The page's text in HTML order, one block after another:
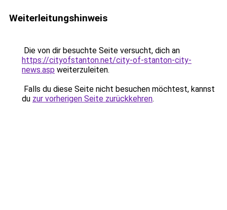
Weiterleitungshinweis
Die von dir besuchte Seite versucht, dich an
https://cityofstanton.net/city-of-stanton-city-
news.asp weiterzuleiten.
Falls du diese Seite nicht besuchen möchtest, kannst
du zur vorherigen Seite zurückkehren.